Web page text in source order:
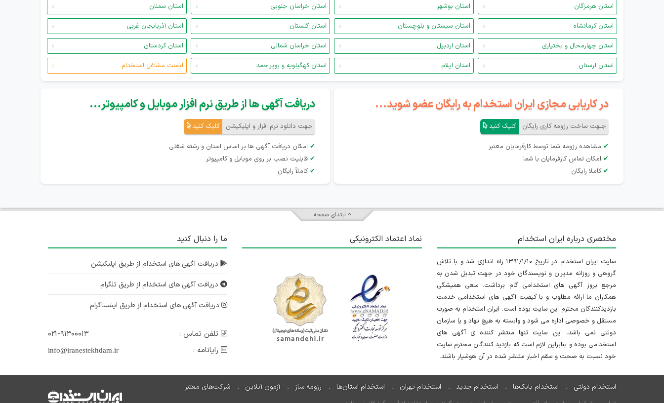
استان هرمزگان
استان بوشهر استان خراسان جنوبی
استان سمنان
استان کرمانشاه
استان سیستان و بلوچستان استان گلستان
استان آذربایجان غربی
استان چهارمحال و بختیاری
استان اردبیل استان خراسان شمالی
استان کردستان
استان لرستان
استان ایلام استان کهگیلویه و بویراحمد لیست مشاغل استخدام
در کاریابی مجازی ایران استخدام به رایگان عضو شوید...
جـهت ساخت رزومه کاری رایگان کلیک کنید
✔ مشاهده رزومه شما توسط کارفرمایان معتبر
✔ امکان تماس کارفرمایان با شما
✔ کاملا رایگان
دریافت آگهی ها از طریق نرم افزار موبایل و کامپیوتر...
جهت دانلود نرم افزار و اپلیکیشن کلیک کنید
✔ امکان دریافت آگهی ها بر اساس استان و رشته شغلی
✔ قابلیت نصب بر روی موبایل و کامپیوتر
✔ کاملاً رایگان
ابتدای صفحه
مختصری درباره ایران استخدام
سایت ایران استخدام در تاریخ ۱۳۹۱/۱/۱۰ راه اندازی شد و با تلاش
گروهی و روزانه مدیران و نویسندگان خود در جهت تبدیل شدن به
مرجع بروز آگهی های استخدامی گام برداشت. سعی همیشگی
همکاران ما ارائه مطلوب و با کیفیت آگهی های استخدامی خدمت
بازدیدکنندگان محترم این سایت بوده است. ایران استخدام به صورت
مستقل و خصوصی اداره می شود و وابسته به هیچ نهاد و یا سازمان
دولتی نمی باشد، این سایت تنها منتشر کننده ی آگهی های
استخدامی بوده و بنابراین لازم است که بازدید کنندگان محترم سایت
خود نسبت به صحت و سقم اخبار منتشر شده در آن هوشیار باشند.
نماد اعتماد الکترونیکی ما را دنبال کنید
دریافت آگهی های استخدام از طریق اپلیکیشن
دریافت آگهی های استخدام از طریق تلگرام
دریافت آگهی های استخدام از طریق اینستاگرام
تلفن تماس :
۰۲۱-۹۱۳۰۰۰۱۳
رایانامه :
info@iranestekhdam.ir
استخدام دولتی استخدام بانک‌ها استخدام جدید استخدام تهران استخدام استان‌ها رزومه ساز آزمون آنلاین شرکت‌های معتبر